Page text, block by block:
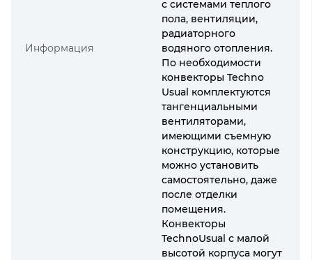
Информация
с системами теплого
пола, вентиляции,
радиаторного
водяного отопления.
По необходимости
конвекторы Techno
Usual комплектуются
тангенциальными
вентиляторами,
имеющими съемную
конструкцию, которые
можно установить
самостоятельно, даже
после отделки
помещения.
Конвекторы
TechnoUsual с малой
высотой корпуса могут